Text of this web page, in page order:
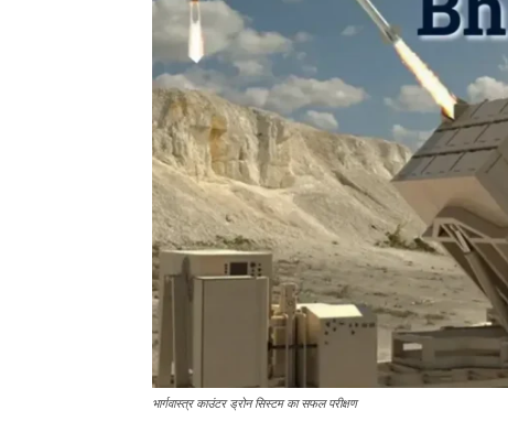
भार्गवास्त्र काउंटर ड्रोन सिस्टम का सफल परीक्षण